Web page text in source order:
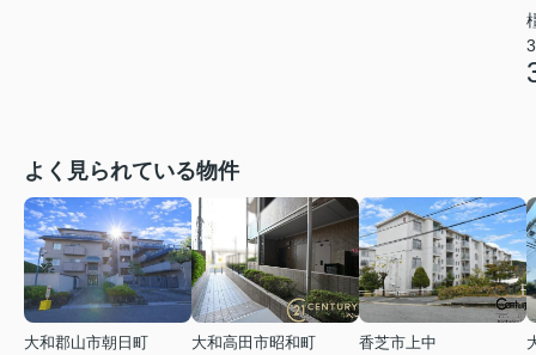
よく見られている物件
大和郡山市朝日町
大和高田市昭和町
香芝市上中